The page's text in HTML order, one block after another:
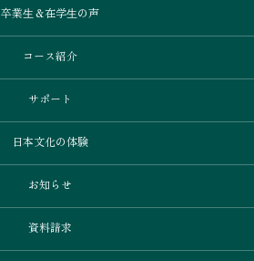
卒業⽣＆在学⽣の声
コース紹介
サポート
日本文化の体験
お知らせ
資料請求